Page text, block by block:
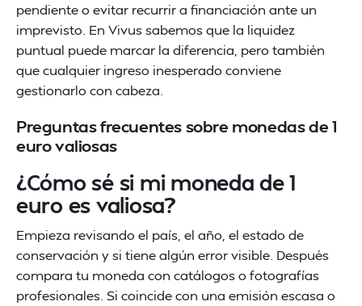
pendiente o evitar recurrir a financiación ante un
imprevisto. En Vivus sabemos que la liquidez
puntual puede marcar la diferencia, pero también
que cualquier ingreso inesperado conviene
gestionarlo con cabeza.
Preguntas frecuentes sobre monedas de 1
euro valiosas
¿Cómo sé si mi moneda de 1
euro es valiosa?
Empieza revisando el país, el año, el estado de
conservación y si tiene algún error visible. Después
compara tu moneda con catálogos o fotografías
profesionales. Si coincide con una emisión escasa o